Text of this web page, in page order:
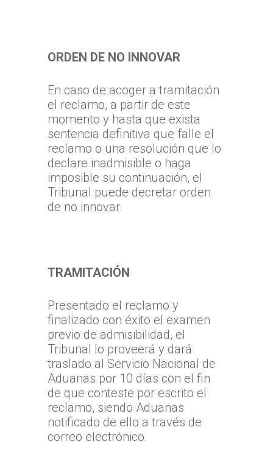
ORDEN DE NO INNOVAR
En caso de acoger a tramitación
el reclamo, a partir de este
momento y hasta que exista
sentencia definitiva que falle el
reclamo o una resolución que lo
declare inadmisible o haga
imposible su continuación, el
Tribunal puede decretar orden
de no innovar.
TRAMITACIÓN
Presentado el reclamo y
finalizado con éxito el examen
previo de admisibilidad, el
Tribunal lo proveerá y dará
traslado al Servicio Nacional de
Aduanas por 10 días con el fin
de que conteste por escrito el
reclamo, siendo Aduanas
notificado de ello a través de
correo electrónico.
TTA Transparente
Solicitud de acceso a la
información
Preguntas Frecuentes
Procedimientos y
Reclamación
Cómo presentar un
Documentación
Normativa
Jurisprudencia
Sentencias Definitivas
Validador de
Certificados de
OJVTTA
Tribunales por
Zona Norte
TTA de la Región de
Parinacota
TTA de la Región de
TTA de la Región de
Antofagasta
Zona Centro
TTA de la Región de
Valparaíso
TTA de la Región
Metropolitana
Zona Sur
TTA de la Región del
Región del BioBío
Noticias
Fallos Relevantes
OFICINA JUDICIAL
TTA
Atención Soporte